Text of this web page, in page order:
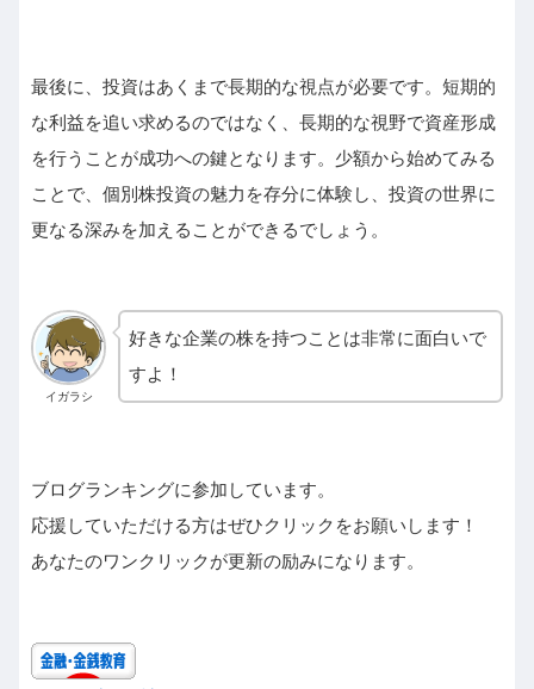
最後に、投資はあくまで長期的な視点が必要です。短期的
な利益を追い求めるのではなく、長期的な視野で資産形成
を行うことが成功への鍵となります。少額から始めてみる
ことで、個別株投資の魅力を存分に体験し、投資の世界に
更なる深みを加えることができるでしょう。
イガラシ
好きな企業の株を持つことは非常に面白いで
すよ！
ブログランキングに参加しています。
応援していただける方はぜひクリックをお願いします！
あなたのワンクリックが更新の励みになります。